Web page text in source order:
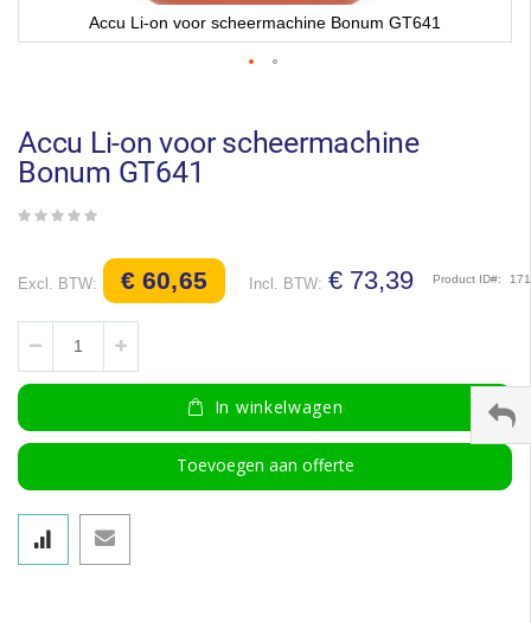
Accu Li-on voor scheermachine Bonum GT641
het
begin
van
afbeeldingen-
Accu Li-on voor scheermachine
Bonum GT641
€ 60,65 € 73,39 Product ID
In winkelwagen
Toevoegen aan offerte